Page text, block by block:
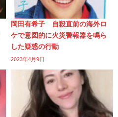
岡田有希子 自殺直前の海外ロ
ケで意図的に火災警報器を鳴ら
した疑惑の行動
2023年4月9日